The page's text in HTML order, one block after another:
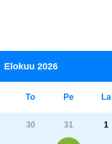
Elokuu 2026
To Pe La
30 31 1